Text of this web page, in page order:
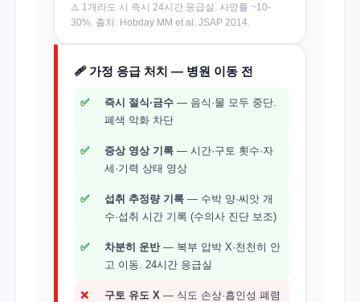
⚠️ 1개라도 시 즉시 24시간 응급실. 사망률 ~10-
30%. 출처: Hobday MM et al. JSAP 2014.
🩹 가정 응급 처치 — 병원 이동 전
✅ 즉시 절식·금수— 음식·물 모두 중단.
폐색 악화 차단
✅ 증상 영상 기록— 시간·구토 횟수·자
세·기력 상태 영상
✅ 섭취 추정량 기록— 수박 양·씨앗 개
수·섭취 시간 기록 (수의사 진단 보조)
✅ 차분히 운반— 복부 압박 X·천천히 안
고 이동. 24시간 응급실
❌ 구토 유도 X — 식도 손상·흡인성 폐렴